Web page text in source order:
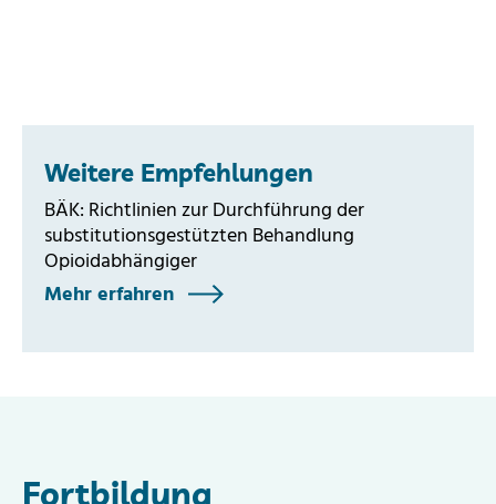
Weitere Empfehlungen
BÄK: Richtlinien zur Durchführung der
substitutionsgestützten Behandlung
Opioidabhängiger
Mehr erfahren
Fortbildung